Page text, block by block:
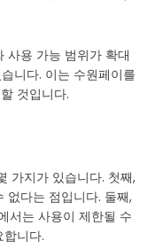
사용 가능 범위가 확대
니다. 이는 수원페이를
것입니다.
가지가 있습니다. 첫째,
없다는 점입니다. 둘째,
서는 사용이 제한될 수
니다.